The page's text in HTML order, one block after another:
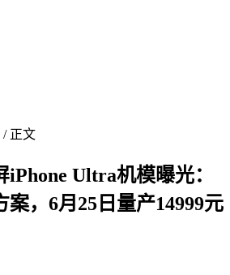
/ 正文
Ultra机模曝光：
，6月25日量产14999元